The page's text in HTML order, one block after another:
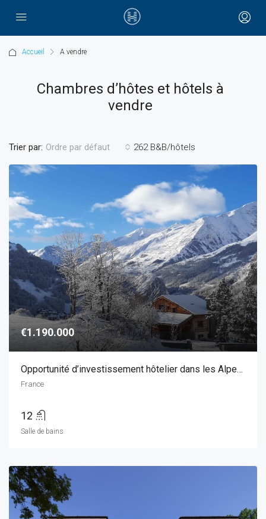
Accueil A vendre
Chambres d’hôtes et hôtels à
vendre
262 B&B/hôtels
Trier par: Ordre par défaut
€1.190.000
Opportunité d’investissement hôtelier dans les Alpes françaises – ski-in/ski-out
France
12
Salle de bains